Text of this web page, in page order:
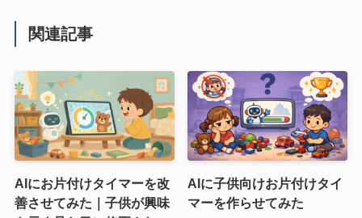
関連記事
AIにお片付けタイマーを改
善させてみた｜子供が興味
AIに子供向けお片付けタイ
マーを作らせてみた